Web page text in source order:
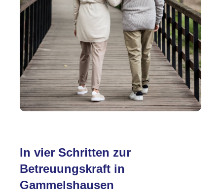
In vier Schritten zur
Betreuungskraft in
Gammelshausen